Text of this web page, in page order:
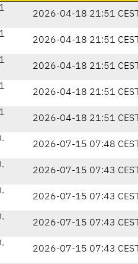
2026-04-18 21:51 CEST
2026-04-18 21:51 CEST
2026-04-18 21:51 CEST
2026-04-18 21:51 CEST
2026-04-18 21:51 CEST
2026-07-15 07:48 CEST
2026-07-15 07:43 CEST
2026-07-15 07:43 CEST
2026-07-15 07:43 CEST
2026-07-15 07:43 CEST